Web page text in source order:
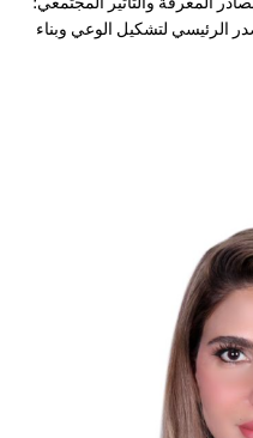
الرئيسي لتشكيل الوعي وبناء